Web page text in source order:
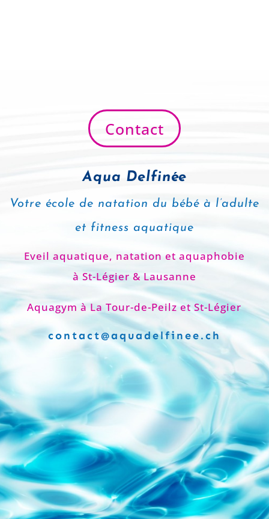
Contact
Aqua Delfinée
Votre école de natation du bébé à l’adulte
et fitness aquatique
Eveil aquatique, natation et aquaphobie
à St-Légier & Lausanne
Aquagym à La Tour-de-Peilz et St-Légier
contact@aquadelfinee.ch